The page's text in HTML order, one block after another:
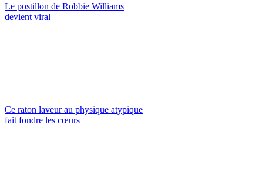
Le postillon de Robbie Williams
devient viral
Ce raton laveur au physique atypique
fait fondre les cœurs